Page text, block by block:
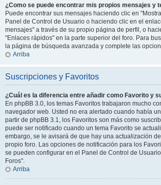
¿Como se puede encontrar mis propios mensajes y
Puede encontrar sus mensajes haciendo clic en
Panel de Control de Usuario o haciendo clic en el
mensajes" a través de su propio página de perfil, o
"Enlaces rápidos" en la parte superior del foro. Para
la página de búsqueda avanzada y complete las
Arriba
Suscripciones y Favoritos
¿Cuál es la diferencia entre añadir como Favorito y
En phpBB 3.0, los temas Favoritos trabajaron mucho
navegador web. Usted no era alertado cuando había
partir de phpBB 3.1, los Favoritos son más como
puede ser notificado cuando un tema Favorito se
embargo, se le avisará de que hay una actualización
propio foro. Las opciones de notificación para los
se pueden configurar en el Panel de Control de
Foros".
Arriba